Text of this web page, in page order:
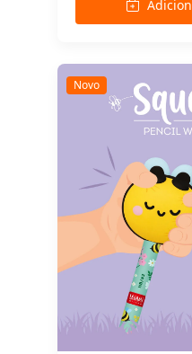
Novo